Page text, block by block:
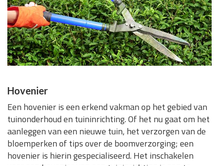
Hovenier
Een hovenier is een erkend vakman op het gebied van
tuinonderhoud en tuininrichting. Of het nu gaat om het
aanleggen van een nieuwe tuin, het verzorgen van de
bloemperken of tips over de boomverzorging; een
hovenier is hierin gespecialiseerd. Het inschakelen